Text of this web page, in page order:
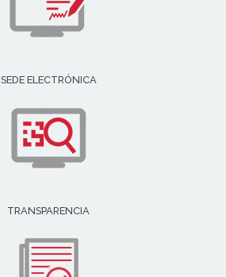
SEDE ELECTRÓNICA
TRANSPARENCIA